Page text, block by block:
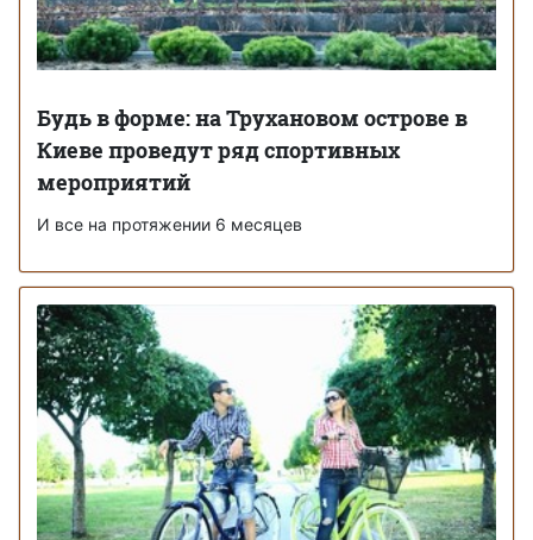
Будь в форме: на Трухановом острове в
Киеве проведут ряд спортивных
мероприятий
И все на протяжении 6 месяцев